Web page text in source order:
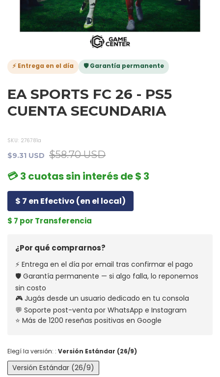
⚡ Entrega en el día 🛡️ Garantía permanente
EA SPORTS FC 26 - PS5
CUENTA SECUNDARIA
SKU: 276781a
$9.31 USD $58.70 USD
💳 3 cuotas sin interés de $ 3
$ 7 en Efectivo (en el local)
$ 7 por Transferencia
¿Por qué comprarnos?
⚡ Entrega en el día por email tras confirmar el pago
🛡️ Garantía permanente — si algo falla, lo reponemos
sin costo
🎮 Jugás desde un usuario dedicado en tu consola
💬 Soporte post-venta por WhatsApp e Instagram
⭐ Más de 1200 reseñas positivas en Google
Elegí la versión: : Versión Estándar (26/9)
Versión Estándar (26/9)